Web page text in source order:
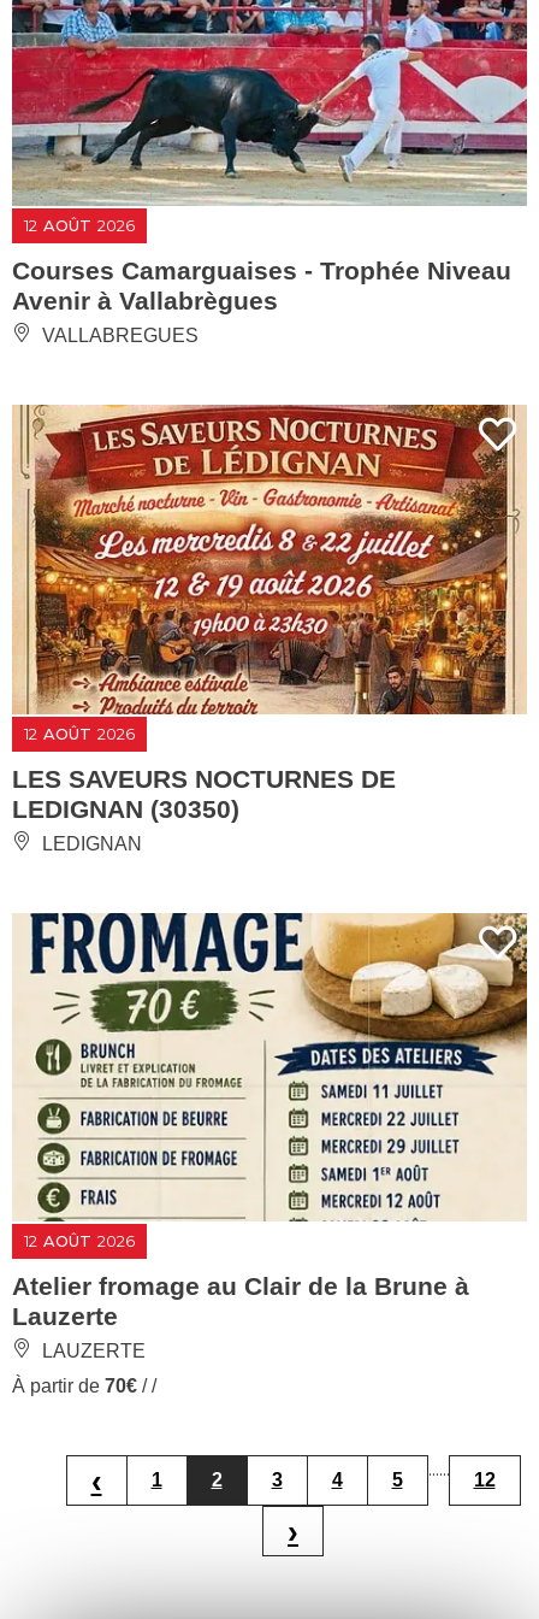
12 AOÛT 2026
Courses Camarguaises - Trophée Niveau
Avenir à Vallabrègues
VALLABREGUES
12 AOÛT 2026
LES SAVEURS NOCTURNES DE
LEDIGNAN (30350)
LEDIGNAN
12 AOÛT 2026
Atelier fromage au Clair de la Brune à
Lauzerte
LAUZERTE
À partir de 70€ / /
‹ 1 2 3 4 5 ...... 12
›